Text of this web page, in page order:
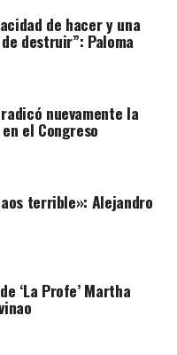
de hacer y una
destruir”: Paloma
nuevamente la
el Congreso
terrible»: Alejandro
‘La Profe’ Martha